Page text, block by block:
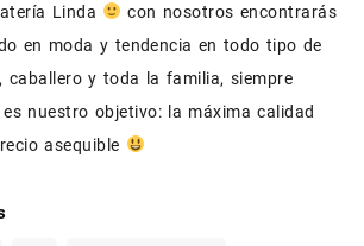
Linda
con nosotros encontrarás
en moda y tendencia en todo tipo de
caballero y toda la familia, siempre
nuestro objetivo: la máxima calidad
asequible